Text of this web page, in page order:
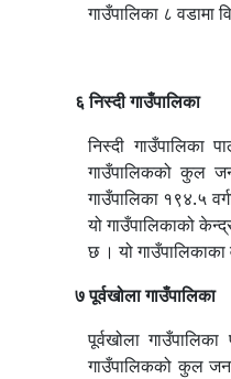
गाउँपालिका ८ वडामा
६ निस्दी गाउँपालिका
निस्दी गाउँपालिका
गाउँपालिकको कुल
गाउँपालिका १९४.५
यो गाउँपालिकाको
छ । यो
७ पूर्वखोला गाउँपालिका
पूर्वखोला
गाउँपालिकको कुल